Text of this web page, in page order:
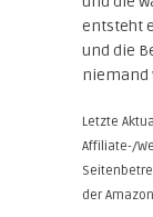
entsteht
und die
niemand
Letzte
Affiliate-/
der